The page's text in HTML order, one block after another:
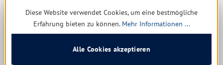
Details
Diese Website verwendet Cookies, um eine bestmögliche
Erfahrung bieten zu können. Mehr Informationen ...
Alle Cookies akzeptieren